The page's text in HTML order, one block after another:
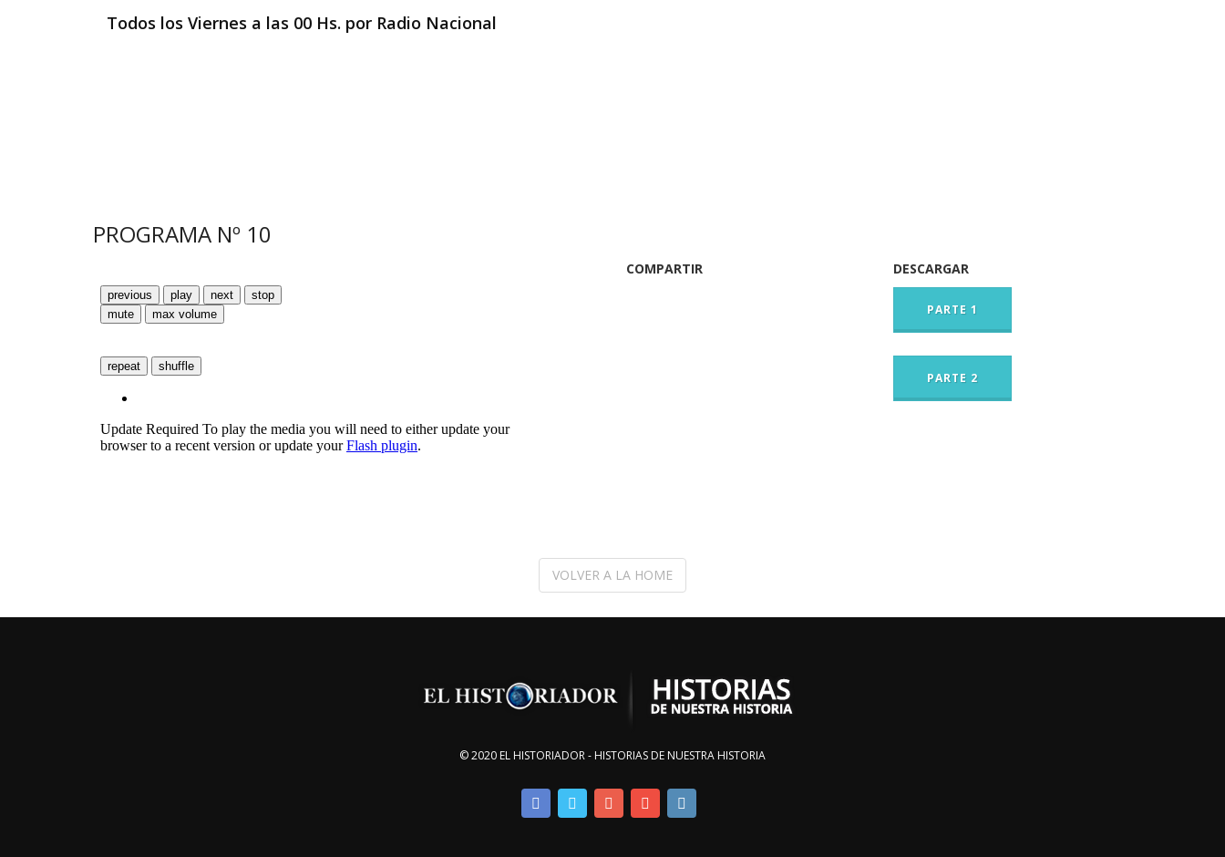
Todos los Viernes a las 00 Hs. por Radio Nacional
PROGRAMA Nº 10
COMPARTIR DESCARGAR
PARTE 1
PARTE 2
VOLVER A LA HOME
© 2020 EL HISTORIADOR - HISTORIAS DE NUESTRA HISTORIA